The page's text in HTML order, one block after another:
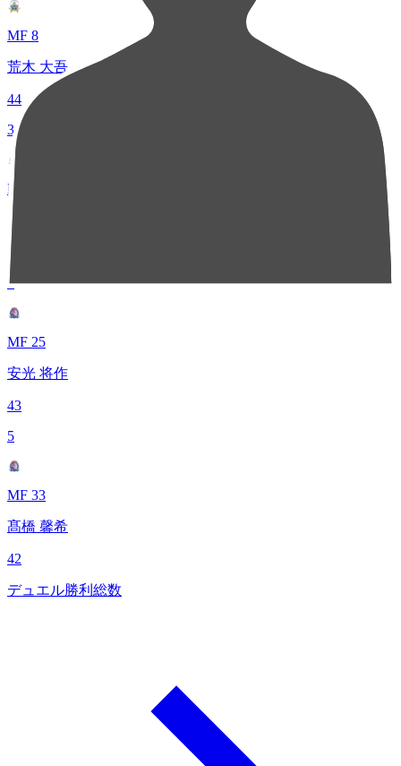
MF 8
荒木 大吾
44
3
MF 16
末木 裕也
43
3
MF 25
安光 将作
43
5
MF 33
髙橋 馨希
42
デュエル勝利総数